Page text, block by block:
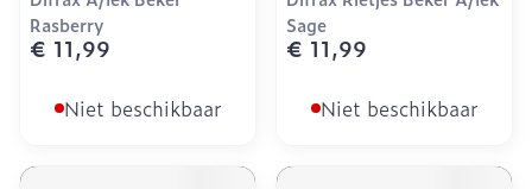
Rasberry
€ 11,99
Niet beschikbaar
Sage
€ 11,99
Niet beschikbaar